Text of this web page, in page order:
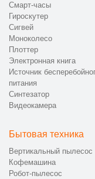
Смарт-часы
Гироскутер
Сигвей
Моноколесо
Плоттер
Электронная книга
Источник
питания
Синтезатор
Видеокамера
Бытовая техника
Вертикальный пылесос
Кофемашина
Робот-пылесос